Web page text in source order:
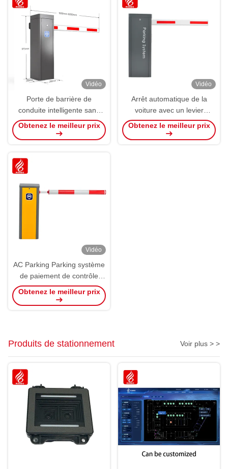
Vidéo
Porte de barrière de
conduite intelligente sans
ressort Four Stage Gear
Transmission barrière de
Obtenez le meilleur prix
Vidéo
Arrêt automatique de la
voiture avec un levier
rétractable automatique
Obtenez le meilleur prix
Vidéo
AC Parking Parking système
de paiement de contrôle
d'accès Régulateur de
clôture Parking piéton
Obtenez le meilleur prix
Produits de stationnement Voir plus > >